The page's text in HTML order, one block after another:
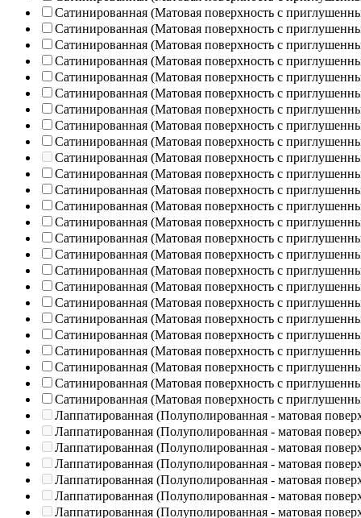
Сатинированная (Матовая поверхность с
Сатинированная (Матовая поверхность с
Сатинированная (Матовая поверхность с
Сатинированная (Матовая поверхность с
Сатинированная (Матовая поверхность с
Сатинированная (Матовая поверхность с
Сатинированная (Матовая поверхность с
Сатинированная (Матовая поверхность с
Сатинированная (Матовая поверхность с
Сатинированная (Матовая поверхность с
Сатинированная (Матовая поверхность с
Сатинированная (Матовая поверхность с
Сатинированная (Матовая поверхность с
Сатинированная (Матовая поверхность с
Сатинированная (Матовая поверхность с
Сатинированная (Матовая поверхность с
Сатинированная (Матовая поверхность с
Сатинированная (Матовая поверхность с
Сатинированная (Матовая поверхность с
Сатинированная (Матовая поверхность с
Сатинированная (Матовая поверхность с
Сатинированная (Матовая поверхность с
Сатинированная (Матовая поверхность с
Сатинированная (Матовая поверхность с
Сатинированная (Матовая поверхность с
Лаппатированная (Полуполированная - матовая
Лаппатированная (Полуполированная - матовая
Лаппатированная (Полуполированная - матовая
Лаппатированная (Полуполированная - матовая
Лаппатированная (Полуполированная - матовая
Лаппатированная (Полуполированная - матовая
Лаппатированная (Полуполированная - матовая